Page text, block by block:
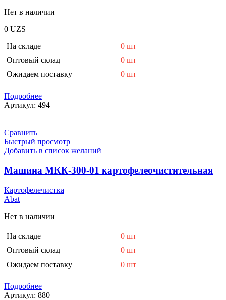
Нет в наличии
0 UZS
На складе
0 шт
Оптовый склад
0 шт
Ожидаем поставку
0 шт
Подробнее
Артикул: 494
Сравнить
Быстрый просмотр
Добавить в список желаний
Машина МКК-300-01 картофелеочистительная
Картофелечистка
Abat
Нет в наличии
На складе
0 шт
Оптовый склад
0 шт
Ожидаем поставку
0 шт
Подробнее
Артикул: 880